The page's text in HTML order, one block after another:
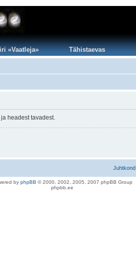
«Vaatleja» Tähistaevas
headest tavadest.
Juhtkond
red by phpBB © 2000, 2002, 2005, 2007 phpBB Group
phpbb.ee